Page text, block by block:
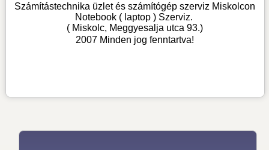
Számítástechnika üzlet és számítógép szerviz Miskolcon
Notebook ( laptop ) Szerviz.
( Miskolc, Meggyesalja utca 93.)
2007 Minden jog fenntartva!